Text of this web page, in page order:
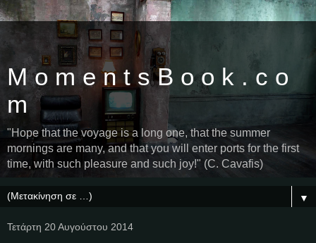
M o m e n t s B o o k . c o
m
"Hope that the voyage is a long one, that the summer
mornings are many, and that you will enter ports for the first
time, with such pleasure and such joy!" (C. Cavafis)
▼
Τετάρτη 20 Αυγούστου 2014